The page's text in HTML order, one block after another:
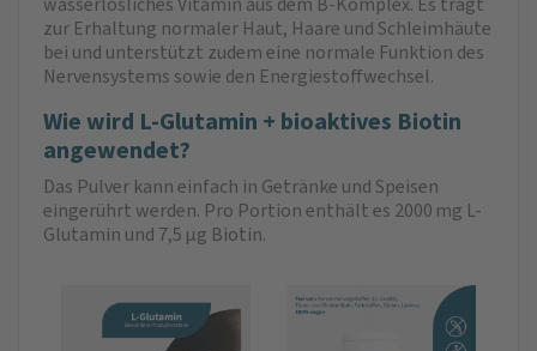
zur Erhaltung normaler Haut, Haare und Schleimhäute
bei und unterstützt zudem eine normale Funktion des
Nervensystems sowie den Energiestoffwechsel.
Wie wird L-Glutamin + bioaktives Biotin
angewendet?
Das Pulver kann einfach in Getränke und Speisen
eingerührt werden. Pro Portion enthält es 2000 mg L-
Glutamin und 7,5 μg Biotin.